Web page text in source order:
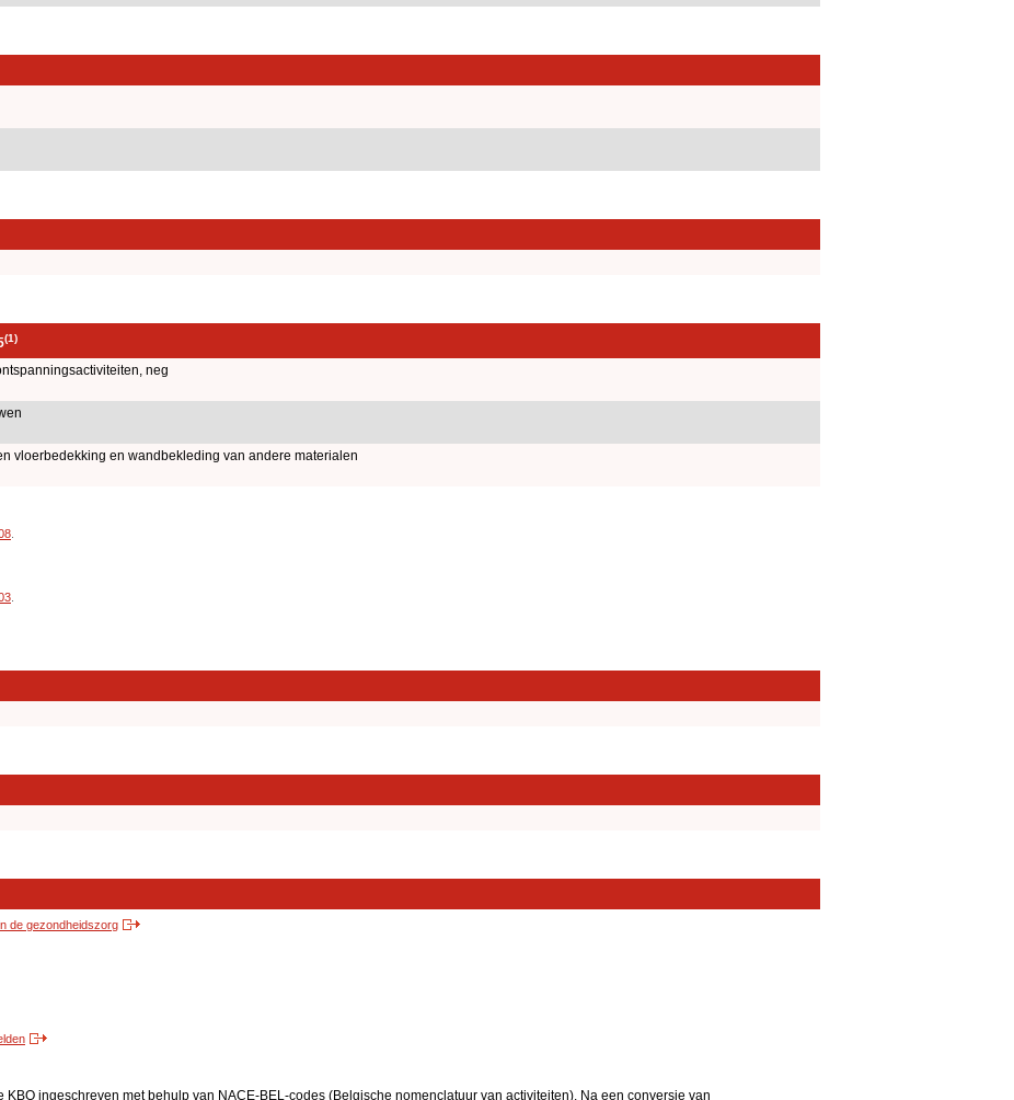
(1)
neg
vloerbedekking en wandbekleding van andere materialen
de gezondheidszorg
KBO ingeschreven met behulp van NACE-BEL-codes (Belgische nomenclatuur van activiteiten). Na een conversie van